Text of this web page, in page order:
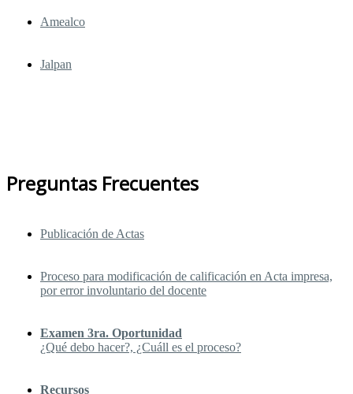
Amealco
Jalpan
Preguntas Frecuentes
Publicación de Actas
Proceso para modificación de calificación en Acta impresa,
por error involuntario del docente
Examen 3ra. Oportunidad
¿Qué debo hacer?, ¿Cuáll es el proceso?
Recursos